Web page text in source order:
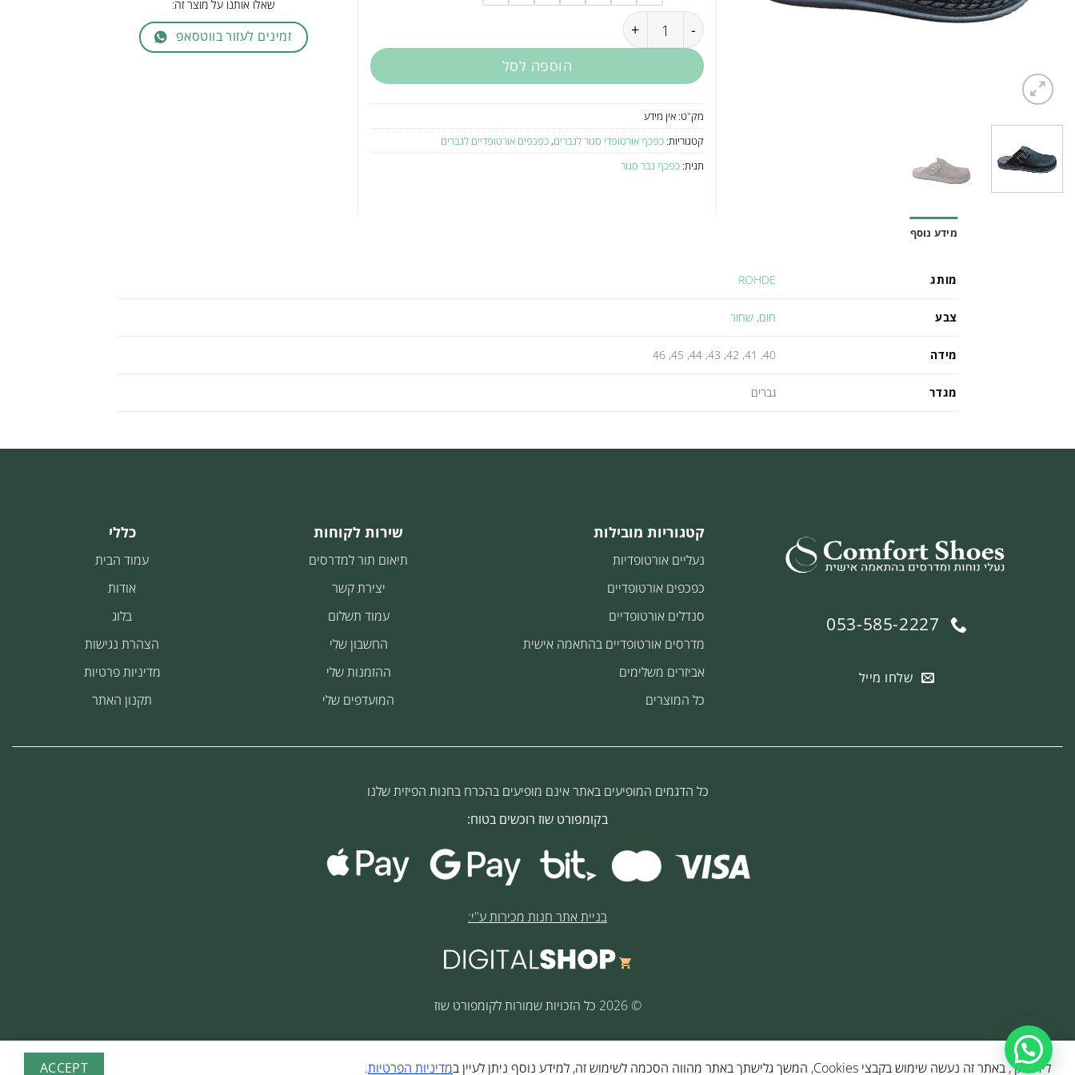
כמות של כפכף גבר Rohde - 6794
הוספה לסל
מק"ט: אין מידע
קטגוריות: כפכף אורטופדי סגור לגברים,כפכפים אורטופדיים לגברים
תגית: כפכף גבר סגור
שאלו אותנו על מוצר זה:
זמינים לעזור בווטסאפ
מידע נוסף
מותג ROHDE
צבע חום, שחור
מידה 40, 41, 42, 43, 44, 45, 46
מגדר גברים
053-585-2227
שלחו מייל
קטגוריות מובילות
נעליים אורטופדיות
כפכפים אורטופדיים
סנדלים אורטופדיים
מדרסים אורטופדיים בהתאמה אישית
אביזרים משלימים
כל המוצרים
שירות לקוחות
תיאום תור למדרסים
יצירת קשר
עמוד תשלום
החשבון שלי
ההזמנות שלי
המועדפים שלי
כללי
עמוד הבית
אודות
בלוג
הצהרת נגישות
מדיניות פרטיות
תקנון האתר
כל הדגמים המופיעים באתר אינם מופיעים בהכרח בחנות הפיזית שלנו
בקומפורט שוז רוכשים בטוח:
בניית אתר חנות מכירות ע''י:
© 2026 כל הזכויות שמורות לקומפורט שוז
לידיעתך, באתר זה נעשה שימוש בקבצי Cookies, המשך גלישתך באתר מהווה הסכמה לשימוש זה, למידע נוסף ניתן לעיין ב מדיניות הפרטיות.
ACCEPT